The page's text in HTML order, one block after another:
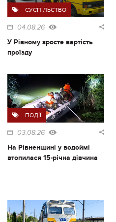
СУСПІЛЬСТВО
04.08.26
У Рівному зросте вартість
проїзду
ПОДІЇ
03.08.26
На Рівненщині у водоймі
втопилася 15-річна дівчина